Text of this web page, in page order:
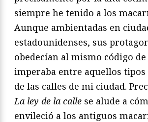
siempre he tenido a los
Aunque ambientadas en
estadounidenses, sus
obedecían al mismo código
imperaba entre aquellos
de las calles de mi ciudad.
La ley de la calle se alude a
envileció a los antiguos